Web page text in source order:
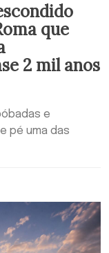
que
2 mil anos
e
pé uma das